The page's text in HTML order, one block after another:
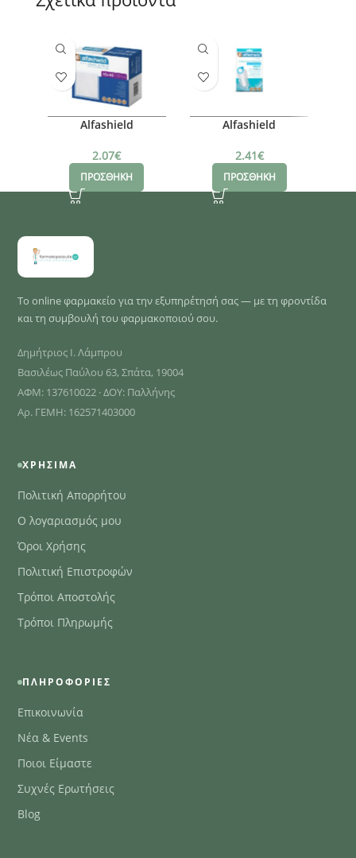
Alfashield
36cm x 40cm,
10τεμάχια
2.07€
ΠΡΟΣΘΗΚΗ
Alfashield
Αυτοκόλλητο
Αδιάβροχο Επίθεμα
6x8cm, 5τμχ
2.41€
ΠΡΟΣΘΗΚΗ
Το online φαρμακείο για την εξυπηρέτησή σας — με τη φροντίδα
και τη συμβουλή του φαρμακοποιού σου.
Δημήτριος Ι. Λάμπρου
Βασιλέως Παύλου 63, Σπάτα, 19004
ΑΦΜ: 137610022 · ΔΟΥ: Παλλήνης
Αρ. ΓΕΜΗ: 162571403000
ΧΡΉΣΙΜΑ
Πολιτική Απορρήτου
Ο λογαριασμός μου
Όροι Χρήσης
Πολιτική Επιστροφών
Τρόποι Αποστολής
Τρόποι Πληρωμής
ΠΛΗΡΟΦΟΡΊΕΣ
Επικοινωνία
Νέα & Events
Ποιοι Είμαστε
Συχνές Ερωτήσεις
Blog